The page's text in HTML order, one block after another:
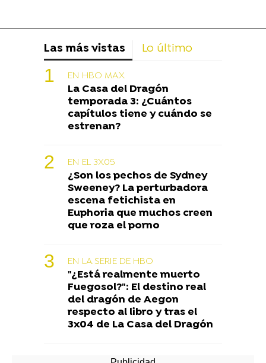
Las más vistas Lo último
EN HBO MAX
La Casa del Dragón
temporada 3: ¿Cuántos
capítulos tiene y cuándo se
estrenan?
EN EL 3X05
¿Son los pechos de Sydney
Sweeney? La perturbadora
escena fetichista en
Euphoria que muchos creen
que roza el porno
EN LA SERIE DE HBO
"¿Está realmente muerto
Fuegosol?": El destino real
del dragón de Aegon
respecto al libro y tras el
3x04 de La Casa del Dragón